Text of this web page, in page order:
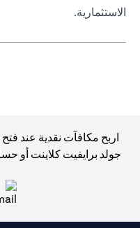
الاستثمارية.
اربح مكافآت نقدية عند
جولد برايفيت كلاينت أو